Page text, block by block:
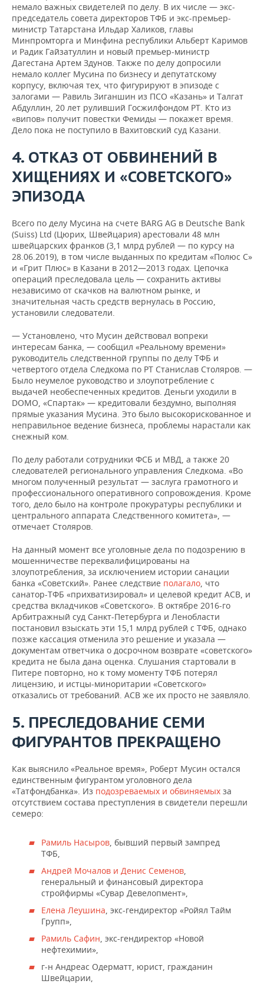
немало важных свидетелей по делу. В их числе — экс-
председатель совета директоров ТФБ и экс-премьер-
министр Татарстана Ильдар Халиков, главы
Минпромторга и Минфина республики Альберт Каримов
и Радик Гайзатуллин и новый премьер-министр
Дагестана Артем Здунов. Также по делу допросили
немало коллег Мусина по бизнесу и депутатскому
корпусу, включая тех, что фигурируют в эпизоде с
залогами — Равиль Зиганшин из ПСО «Казань» и Талгат
Абдуллин, 20 лет руливший Госжилфондом РТ. Кто из
«випов» получит повестки Фемиды — покажет время.
Дело пока не поступило в Вахитовский суд Казани.
4. ОТКАЗ ОТ ОБВИНЕНИЙ В
ХИЩЕНИЯХ И «СОВЕТСКОГО»
ЭПИЗОДА
Всего по делу Мусина на счете BARG AG в Deutsche Bank
(Suiss) Ltd (Цюрих, Швейцария) арестовали 48 млн
швейцарских франков (3,1 млрд рублей — по курсу на
28.06.2019), в том числе выданных по кредитам «Полюс С»
и «Грит Плюс» в Казани в 2012—2013 годах. Цепочка
операций преследовала цель — сохранить активы
независимо от скачков на валютном рынке, и
значительная часть средств вернулась в Россию,
установили следователи.
— Установлено, что Мусин действовал вопреки
интересам банка, — сообщил «Реальному времени»
руководитель следственной группы по делу ТФБ и
четвертого отдела Следкома по РТ Станислав Столяров. —
Было неумелое руководство и злоупотребление с
выдачей необеспеченных кредитов. Деньги уходили в
DOMO, «Спартак» — кредитовали бездумно, выполняя
прямые указания Мусина. Это было высокорискованное и
неправильное ведение бизнеса, проблемы нарастали как
снежный ком.
По делу работали сотрудники ФСБ и МВД, а также 20
следователей регионального управления Следкома. «Во
многом полученный результат — заслуга грамотного и
профессионального оперативного сопровождения. Кроме
того, дело было на контроле прокуратуры республики и
центрального аппарата Следственного комитета», —
отмечает Столяров.
На данный момент все уголовные дела по подозрению в
мошенничестве переквалифицированы на
злоупотребления, за исключением истории санации
банка «Советский». Ранее следствие полагало, что
санатор-ТФБ «прихватизировал» и целевой кредит АСВ, и
средства вкладчиков «Советского». В октябре 2016-го
Арбитражный суд Санкт-Петербурга и Ленобласти
постановил взыскать эти 15,1 млрд рублей с ТФБ, однако
позже кассация отменила это решение и указала —
документам ответчика о досрочном возврате «советского»
кредита не была дана оценка. Слушания стартовали в
Питере повторно, но к тому моменту ТФБ потерял
лицензию, и истцы-миноритарии «Советского»
отказались от требований. АСВ же их просто не заявляло.
5. ПРЕСЛЕДОВАНИЕ СЕМИ
ФИГУРАНТОВ ПРЕКРАЩЕНО
Как выяснило «Реальное время», Роберт Мусин остался
единственным фигурантом уголовного дела
«Татфондбанка». Из подозреваемых и обвиняемых за
отсутствием состава преступления в свидетели перешли
семеро:
Рамиль Насыров, бывший первый зампред
ТФБ,
Андрей Мочалов и Денис Семенов,
генеральный и финансовый директора
стройфирмы «Сувар Девелопмент»,
Елена Леушина, экс-гендиректор «Ройял Тайм
Групп»,
Рамиль Сафин, экс-гендиректор «Новой
нефтехимии»,
г-н Андреас Одерматт, юрист, гражданин
Швейцарии,